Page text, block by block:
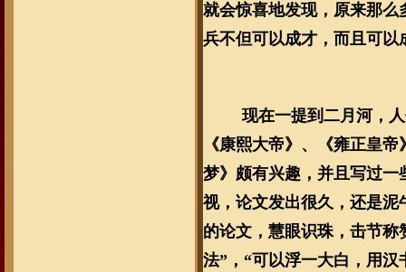
就会惊喜地发现，原来那
兵不但可以成才，而且可
现在一提到二月河，
《康熙大帝》、《雍正皇
梦》颇有兴趣，并且写过
视，论文发出很久，还是
的论文，慧眼识珠，击节
法”，“可以浮一大白，用